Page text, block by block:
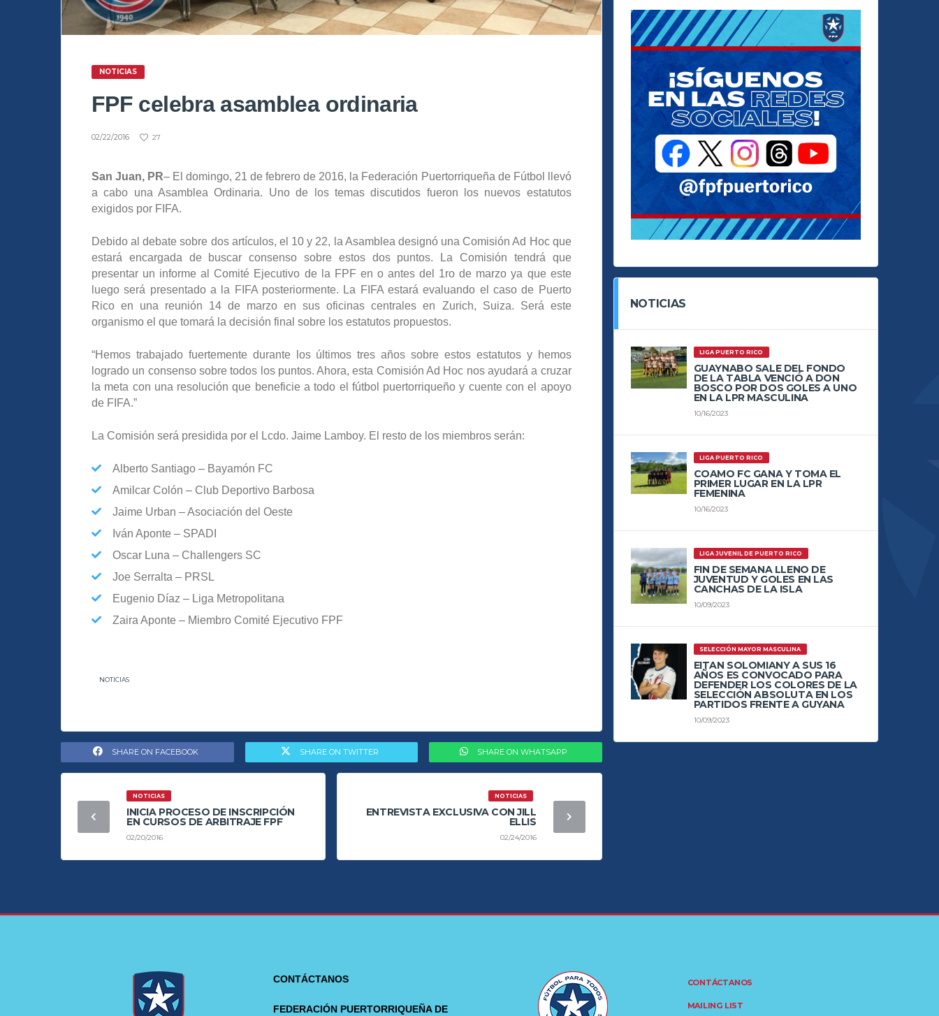
NOTICIAS
FPF celebra asamblea ordinaria
02/22/2016 27
San Juan, PR– El domingo, 21 de febrero de 2016, la Federación Puertorriqueña de Fútbol llevó
a cabo una Asamblea Ordinaria. Uno de los temas discutidos fueron los nuevos estatutos
exigidos por FIFA.
Debido al debate sobre dos artículos, el 10 y 22, la Asamblea designó una Comisión Ad Hoc que
estará encargada de buscar consenso sobre estos dos puntos. La Comisión tendrá que
presentar un informe al Comité Ejecutivo de la FPF en o antes del 1ro de marzo ya que este
luego será presentado a la FIFA posteriormente. La FIFA estará evaluando el caso de Puerto
Rico en una reunión 14 de marzo en sus oficinas centrales en Zurich, Suiza. Será este
organismo el que tomará la decisión final sobre los estatutos propuestos.
“Hemos trabajado fuertemente durante los últimos tres años sobre estos estatutos y hemos
logrado un consenso sobre todos los puntos. Ahora, esta Comisión Ad Hoc nos ayudará a cruzar
la meta con una resolución que beneficie a todo el fútbol puertorriqueño y cuente con el apoyo
de FIFA.”
La Comisión será presidida por el Lcdo. Jaime Lamboy. El resto de los miembros serán:
Alberto Santiago – Bayamón FC
Amilcar Colón – Club Deportivo Barbosa
Jaime Urban – Asociación del Oeste
Iván Aponte – SPADI
Oscar Luna – Challengers SC
Joe Serralta – PRSL
Eugenio Díaz – Liga Metropolitana
Zaira Aponte – Miembro Comité Ejecutivo FPF
NOTICIAS
SHARE ON FACEBOOK SHARE ON TWITTER SHARE ON WHATSAPP
NOTICIAS
INICIA PROCESO DE INSCRIPCIÓN
EN CURSOS DE ARBITRAJE FPF
02/20/2016
NOTICIAS
ENTREVISTA EXCLUSIVA CON JILL
ELLIS
02/24/2016
NOTICIAS
LIGA PUERTO RICO
GUAYNABO SALE DEL FONDO
DE LA TABLA VENCIÓ A DON
BOSCO POR DOS GOLES A UNO
EN LA LPR MASCULINA
10/16/2023
LIGA PUERTO RICO
COAMO FC GANA Y TOMA EL
PRIMER LUGAR EN LA LPR
FEMENINA
10/16/2023
LIGA JUVENIL DE PUERTO RICO
FIN DE SEMANA LLENO DE
JUVENTUD Y GOLES EN LAS
CANCHAS DE LA ISLA
10/09/2023
SELECCIÓN MAYOR MASCULINA
EITAN SOLOMIANY A SUS 16
AÑOS ES CONVOCADO PARA
DEFENDER LOS COLORES DE LA
SELECCIÓN ABSOLUTA EN LOS
PARTIDOS FRENTE A GUYANA
10/09/2023
CONTÁCTANOS
FEDERACIÓN PUERTORRIQUEÑA DE
CONTÁCTANOS
MAILING LIST